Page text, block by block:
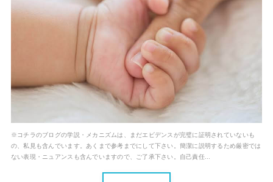
※コチラのブログの学説・メカニズムは、まだエビデンスが完璧に証明されていないも
の、私見も含んでいます。あくまで参考までにして下さい。簡潔に説明するため厳密では
ない表現・ニュアンスも含んでいますので、ご了承下さい。自己責任...